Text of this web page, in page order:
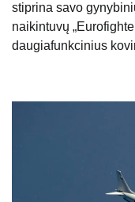
stiprina savo
naikintuvų
daugiafunkcinius